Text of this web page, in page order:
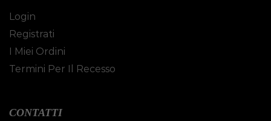
Login
Registrati
I Miei Ordini
Termini Per Il Recesso
CONTATTI